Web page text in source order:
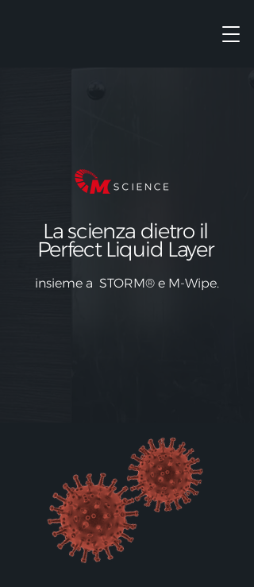
La scienza dietro il
Perfect Liquid Layer
insieme a STORM® e M-Wipe.